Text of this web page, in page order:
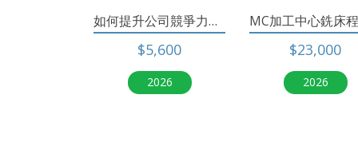
如何提升公司競爭力讓公司持續優秀
$5,600
2026
$23,000
2026